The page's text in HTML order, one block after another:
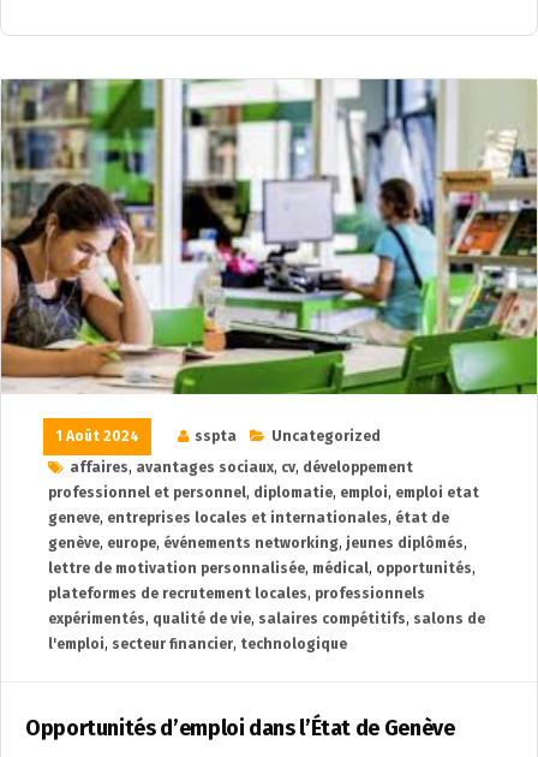
1 Août 2024 sspta
Uncategorized
affaires, avantages sociaux, cv, développement
professionnel et personnel, diplomatie, emploi, emploi etat
geneve, entreprises locales et internationales, état de
genève, europe, événements networking, jeunes diplômés,
lettre de motivation personnalisée, médical, opportunités,
plateformes de recrutement locales, professionnels
expérimentés, qualité de vie, salaires compétitifs, salons de
l'emploi, secteur financier, technologique
Opportunités d’emploi dans l’État de Genève